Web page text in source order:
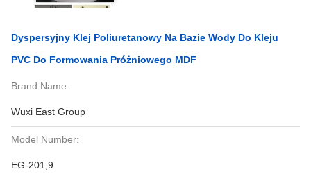
Dyspersyjny Klej Poliuretanowy Na Bazie Wody Do Kleju
PVC Do Formowania Próżniowego MDF
Brand Name:
Wuxi East Group
Model Number:
EG-201,9